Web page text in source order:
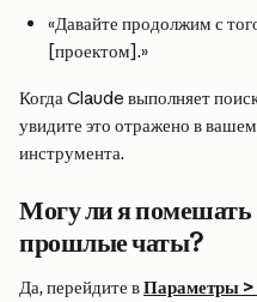
«Давайте продолжим с
[проектом].»
Когда Claude выполняет
увидите это отражено в
инструмента.
Могу ли я
прошлые чаты?
Да, перейдите в Параметры